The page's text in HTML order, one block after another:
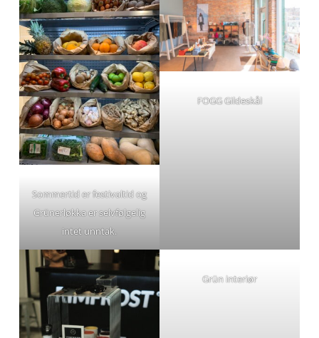
Sommertid er festivaltid og
Grünerløkka er selvfølgelig
intet unntak.
FOGG Gildeskål
Grün interiør